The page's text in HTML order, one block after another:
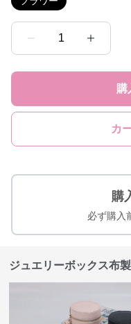
1
購
カ
購
必ず購入
ジュエリーボックス布